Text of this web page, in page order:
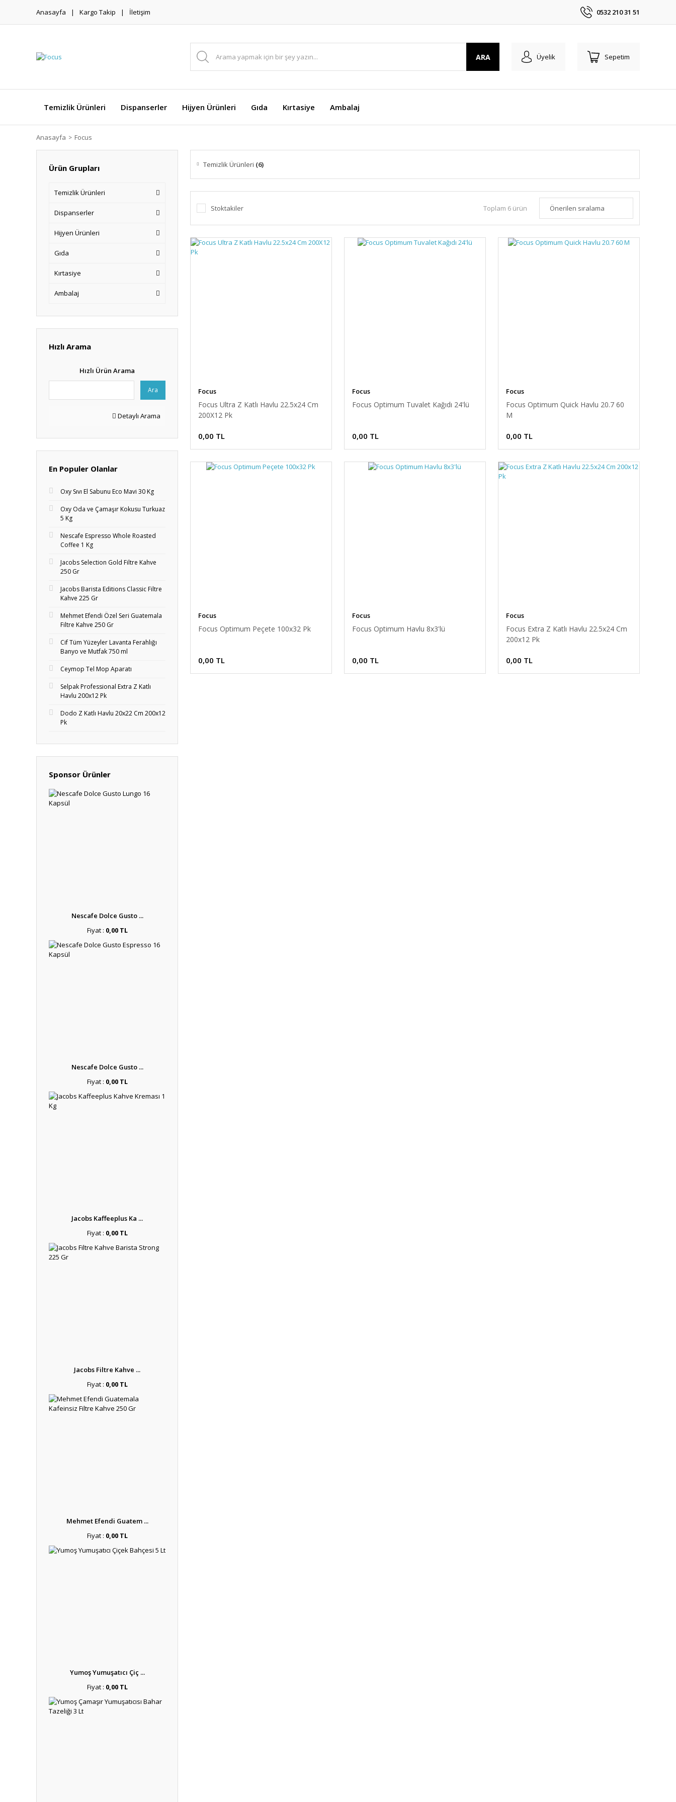
Anasayfa Kargo Takip İletişim 0532 210 31 51
ARA Üyelik Sepetim
Temizlik Ürünleri Dispanserler Hijyen Ürünleri Gıda Kırtasiye Ambalaj
Anasayfa Focus
Ürün Grupları
Temizlik Ürünleri
Dispanserler
Hijyen Ürünleri
Gıda
Kırtasiye
Ambalaj
Hızlı Arama
Hızlı Ürün Arama
Ara
Detaylı Arama
En Populer Olanlar
Oxy Sıvı El Sabunu Eco Mavi 30 Kg
Oxy Oda ve Çamaşır Kokusu Turkuaz
5 Kg
Nescafe Espresso Whole Roasted
Coffee 1 Kg
Jacobs Selection Gold Filtre Kahve
250 Gr
Jacobs Barista Editions Classic Filtre
Kahve 225 Gr
Mehmet Efendi Özel Seri Guatemala
Filtre Kahve 250 Gr
Cif Tüm Yüzeyler Lavanta Ferahlığı
Banyo ve Mutfak 750 ml
Ceymop Tel Mop Aparatı
Selpak Professional Extra Z Katlı
Havlu 200x12 Pk
Dodo Z Katlı Havlu 20x22 Cm 200x12
Pk
Sponsor Ürünler
Nescafe Dolce Gusto ...
Fiyat : 0,00 TL
Nescafe Dolce Gusto ...
Fiyat : 0,00 TL
Jacobs Kaffeeplus Ka ...
Fiyat : 0,00 TL
Jacobs Filtre Kahve ...
Fiyat : 0,00 TL
Mehmet Efendi Guatem ...
Fiyat : 0,00 TL
Yumoş Yumuşatıcı Çiç ...
Fiyat : 0,00 TL
Temizlik Ürünleri (6)
Stoktakiler Toplam 6 ürün
Focus
Focus Ultra Z Katlı Havlu 22.5x24 Cm
200X12 Pk
0,00 TL
Focus
Focus Optimum Tuvalet Kağıdı 24'lü
0,00 TL
Focus
Focus Optimum Quick Havlu 20.7 60
M
0,00 TL
Focus
Focus Optimum Peçete 100x32 Pk
0,00 TL
Focus
Focus Optimum Havlu 8x3'lü
0,00 TL
Focus
Focus Extra Z Katlı Havlu 22.5x24 Cm
200x12 Pk
0,00 TL